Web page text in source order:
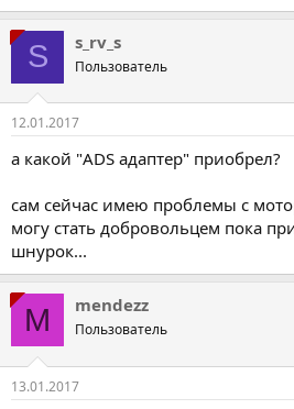
S s_rv_s
Пользователь
12.01.2017
а какой "ADS адаптер" приобрел?
сам сейчас имею проблемы с
могу стать добровольцем пока
шнурок...
M mendezz
Пользователь
13.01.2017